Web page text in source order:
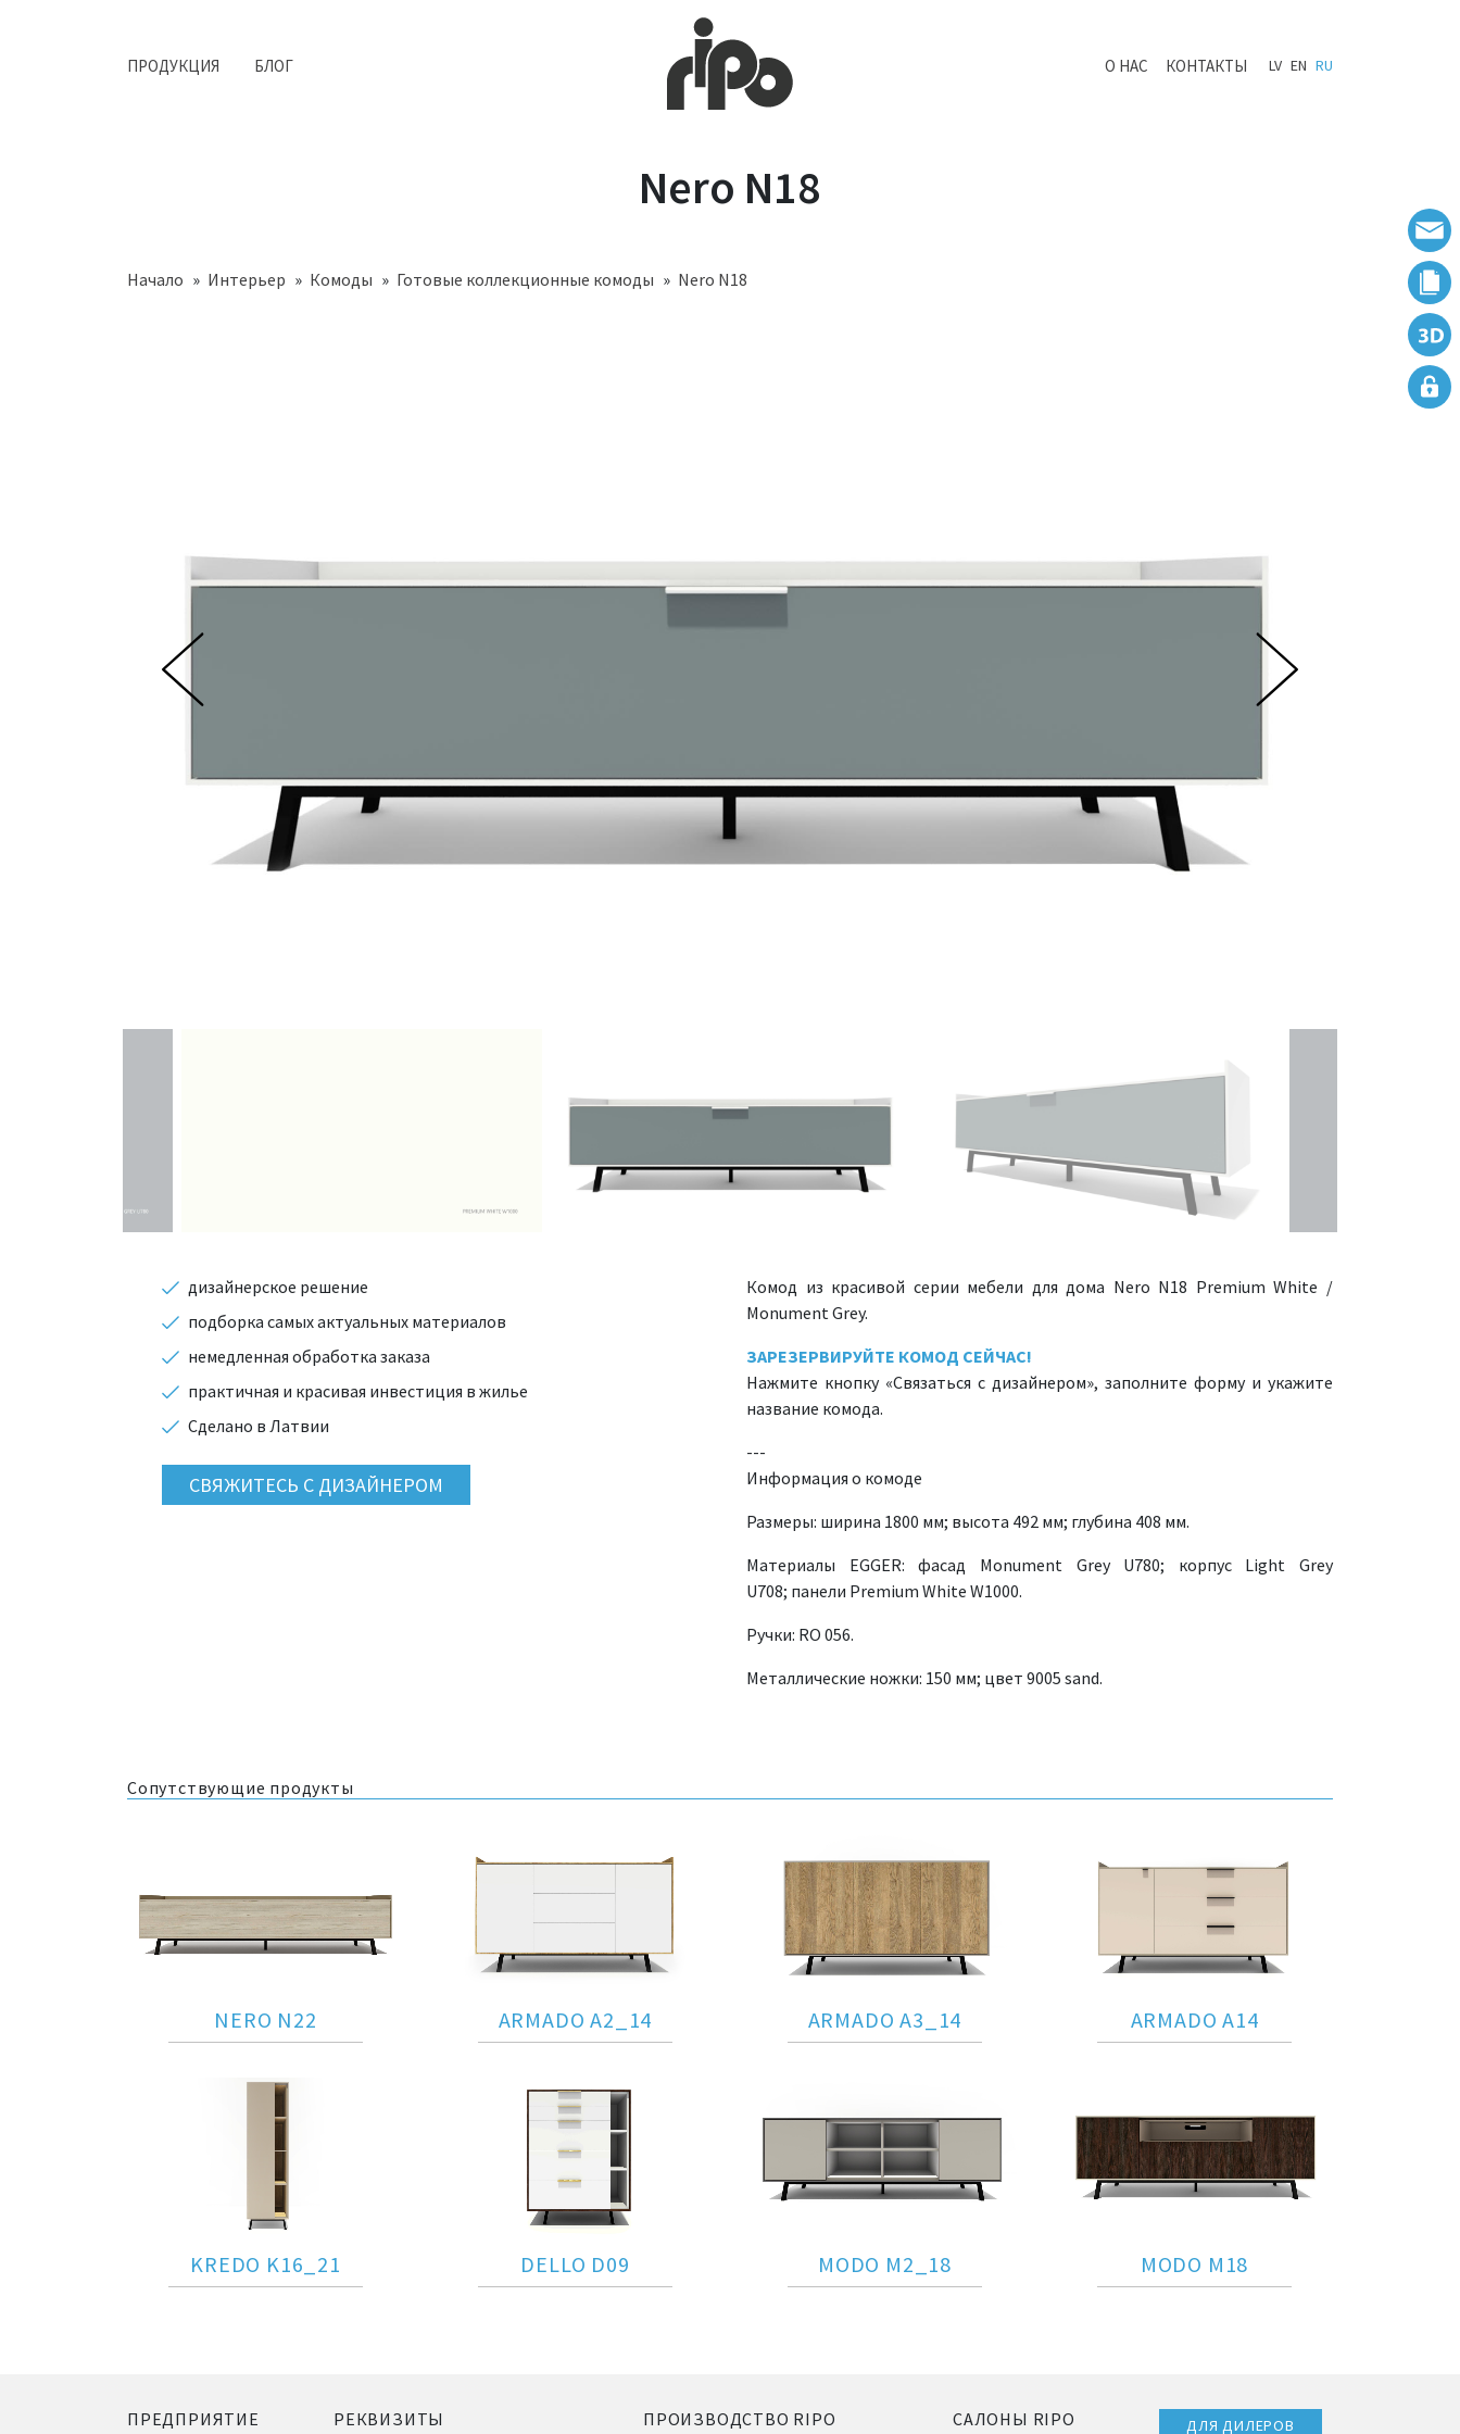
ПРОДУКЦИЯ БЛОГ О НАС КОНТАКТЫ LV EN RU
Nero N18
Начало Интерьер Комоды Готовые коллекционные комоды Nero N18
дизайнерское решение
подборка самых актуальных материалов
немедленная обработка заказа
практичная и красивая инвестиция в жилье
Сделано в Латвии
СВЯЖИТЕСЬ С ДИЗАЙНЕРОМ
Комод из красивой серии мебели для дома Nero N18 Premium White /
Monument Grey.
ЗАРЕЗЕРВИРУЙТЕ КОМОД СЕЙЧАС!
Нажмите кнопку «Связаться с дизайнером», заполните форму и укажите
название комода.
---
Информация о комоде
Размеры: ширина 1800 мм; высота 492 мм; глубина 408 мм.
Материалы EGGER: фасад Monument Grey U780; корпус Light Grey
U708; панели Premium White W1000.
Ручки: RO 056.
Металлические ножки: 150 мм; цвет 9005 sand.
Сопутствующие продукты
NERO N22 ARMADO A2_14 ARMADO A3_14 ARMADO A14
KREDO K16_21 DELLO D09 MODO M2_18 MODO M18
ПРЕДПРИЯТИЕ РЕКВИЗИТЫ ПРОИЗВОДСТВО RIPO САЛОНЫ RIPO ДЛЯ ДИЛЕРОВ